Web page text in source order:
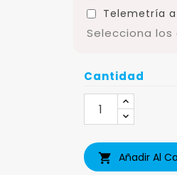
Telemetría
Selecciona
Cantidad
 Añadir Al